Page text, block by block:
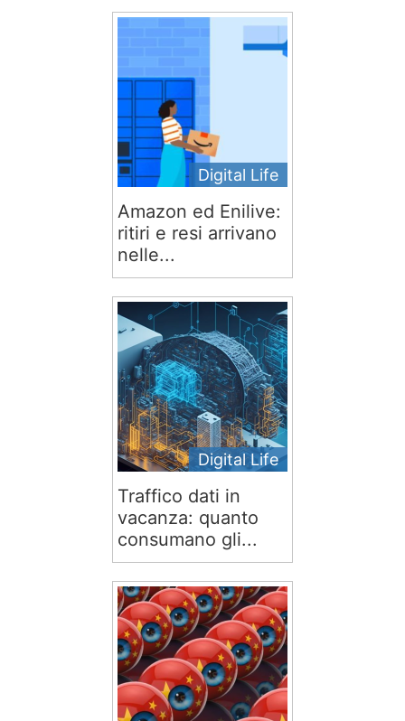
Digital Life
Amazon ed Enilive:
ritiri e resi arrivano
nelle...
Digital Life
Traffico dati in
vacanza: quanto
consumano gli...